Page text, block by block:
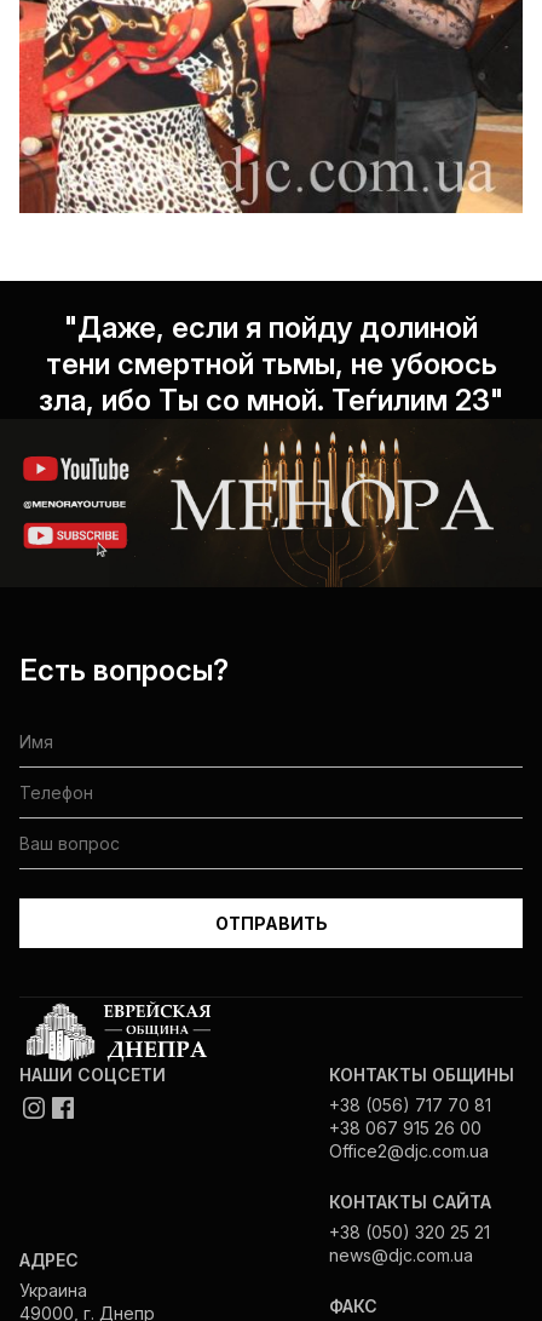
"Даже, если я пойду долиной
тени смертной тьмы, не убоюсь
зла, ибо Ты со мной. Теѓилим 23"
Есть вопросы?
НАШИ СОЦСЕТИ
АДРЕС
Украина
49000, г. Днепр
КОНТАКТЫ ОБЩИНЫ
+38 (056) 717 70 81
+38 067 915 26 00
Office2@djc.com.ua
КОНТАКТЫ САЙТА
+38 (050) 320 25 21
news@djc.com.ua
ФАКС